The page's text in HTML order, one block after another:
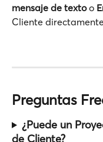
mensaje de texto o
Cliente
Preguntas
¿Puede un
de Cliente?